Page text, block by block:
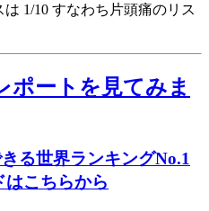
は 1/10 すなわち片頭痛のリス
ポートを見てみま
る世界ランキングNo.1
こちらから